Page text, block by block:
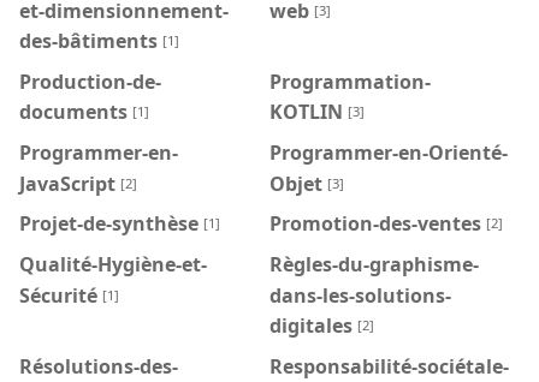
et-dimensionnement-
des-bâtiments [1]
web [3]
Production-de-
documents [1]
Programmation-
KOTLIN [3]
Programmer-en-
JavaScript [2]
Programmer-en-Orienté-
Objet [3]
Projet-de-synthèse [1] Promotion-des-ventes [2]
Qualité-Hygiène-et-
Sécurité [1]
Règles-du-graphisme-
dans-les-solutions-
digitales [2]
Résolutions-des-
Responsabilité-sociétale-